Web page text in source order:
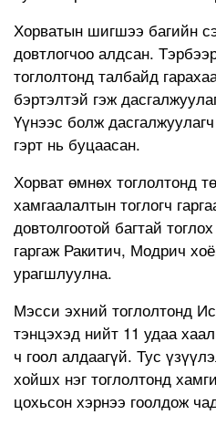
Хорватын шигшээ багийн
довтлогчоо алдсан.
тоглолтонд талбайд
бэртэлтэй гэж
Үүнээс болж
гэрт нь буцаасан.
Хорват өмнөх тоглолтонд
хамгаалалтын тоглогч
довтолгоотой багтай
гаргаж Ракитич, Модрич
урагшлуулна.
Мэсси эхний тоглолтонд
тэнцэхэд нийт 11 удаа
ч гоол алдаагүй. Тус
хойшх нэг тоглолтонд
цохьсон хэрнээ гоолдож